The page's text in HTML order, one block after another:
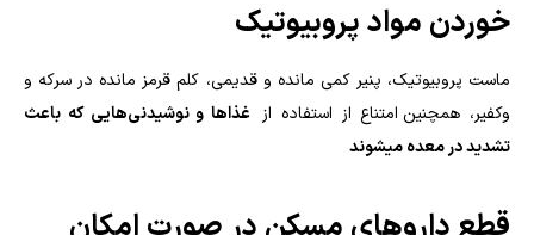
خوردن مواد پروبیوتیک
ماست پروبیوتیک، پنیر کمی مانده و قدیمی، کلم قرمز مانده در سرکه و
وکفیر، همچنین امتناع از استفاده از غذاها و نوشیدنی‌هایی که باعث
تشدید در معده میشوند